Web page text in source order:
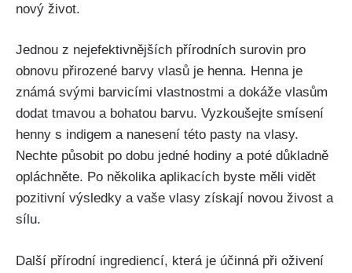
nový život.
Jednou z nejefektivnějších přírodních surovin pro‍
obnovu přirozené barvy vlasů je henna. Henna je
známá​ svými barvicími vlastnostmi a dokáže vlasům
dodat tmavou ‌a bohatou barvu. Vyzkoušejte smísení
henny s indigem a nanesení této pasty na ‌vlasy.
Nechte působit po dobu jedné hodiny a poté důkladně
opláchněte. Po několika aplikacích byste měli vidět
pozitivní výsledky a vaše vlasy získají novou živost ‌a
sílu.
Další přírodní ingrediencí, která je účinná při oživení ​